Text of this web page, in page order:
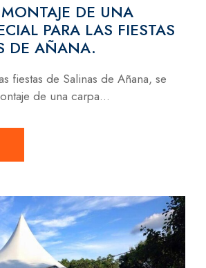
DE UNA
PARA LAS FIESTAS
DE AÑANA.
fiestas de Salinas de Añana, se
de una carpa...